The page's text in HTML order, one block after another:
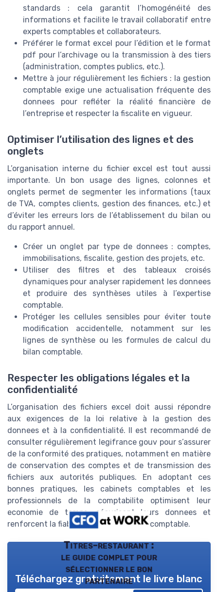
standards : cela garantit l’homogénéité des
informations et facilite le travail collaboratif entre
experts comptables et collaborateurs.
Préférer le format excel pour l’édition et le format
pdf pour l’archivage ou la transmission à des tiers
(administration, comptes publics, etc.).
Mettre à jour régulièrement les fichiers : la gestion
comptable exige une actualisation fréquente des
donnees pour refléter la réalité financière de
l’entreprise et respecter la fiscalite en vigueur.
Optimiser l’utilisation des lignes et des
onglets
L’organisation interne du fichier excel est tout aussi
importante. Un bon usage des lignes, colonnes et
onglets permet de segmenter les informations (taux
de TVA, comptes clients, gestion des finances, etc.) et
d’éviter les erreurs lors de l’établissement du bilan ou
du rapport annuel.
Créer un onglet par type de donnees : comptes,
immobilisations, fiscalite, gestion des projets, etc.
Utiliser des filtres et des tableaux croisés
dynamiques pour analyser rapidement les donnees
et produire des synthèses utiles à l’expertise
comptable.
Protéger les cellules sensibles pour éviter toute
modification accidentelle, notamment sur les
lignes de synthèse ou les formules de calcul du
bilan comptable.
Respecter les obligations légales et la
confidentialité
L’organisation des fichiers excel doit aussi répondre
aux exigences de la loi relative à la gestion des
donnees et à la confidentialité. Il est recommandé de
consulter régulièrement legifrance gouv pour s’assurer
de la conformité des pratiques, notamment en matière
de conservation des comptes et de transmission des
fichiers aux autorités publiques. En adoptant ces
bonnes pratiques, les cabinets comptables et les
professionnels de la comptabilite optimisent leur
economie de temps, sécurisent leurs donnees et
renforcent la fiabilité de leur expertise comptable.
Titres-restaurant :
le guide complet pour
sélectionner le bon
partenaire
Téléchargez gratuitement le livre blanc